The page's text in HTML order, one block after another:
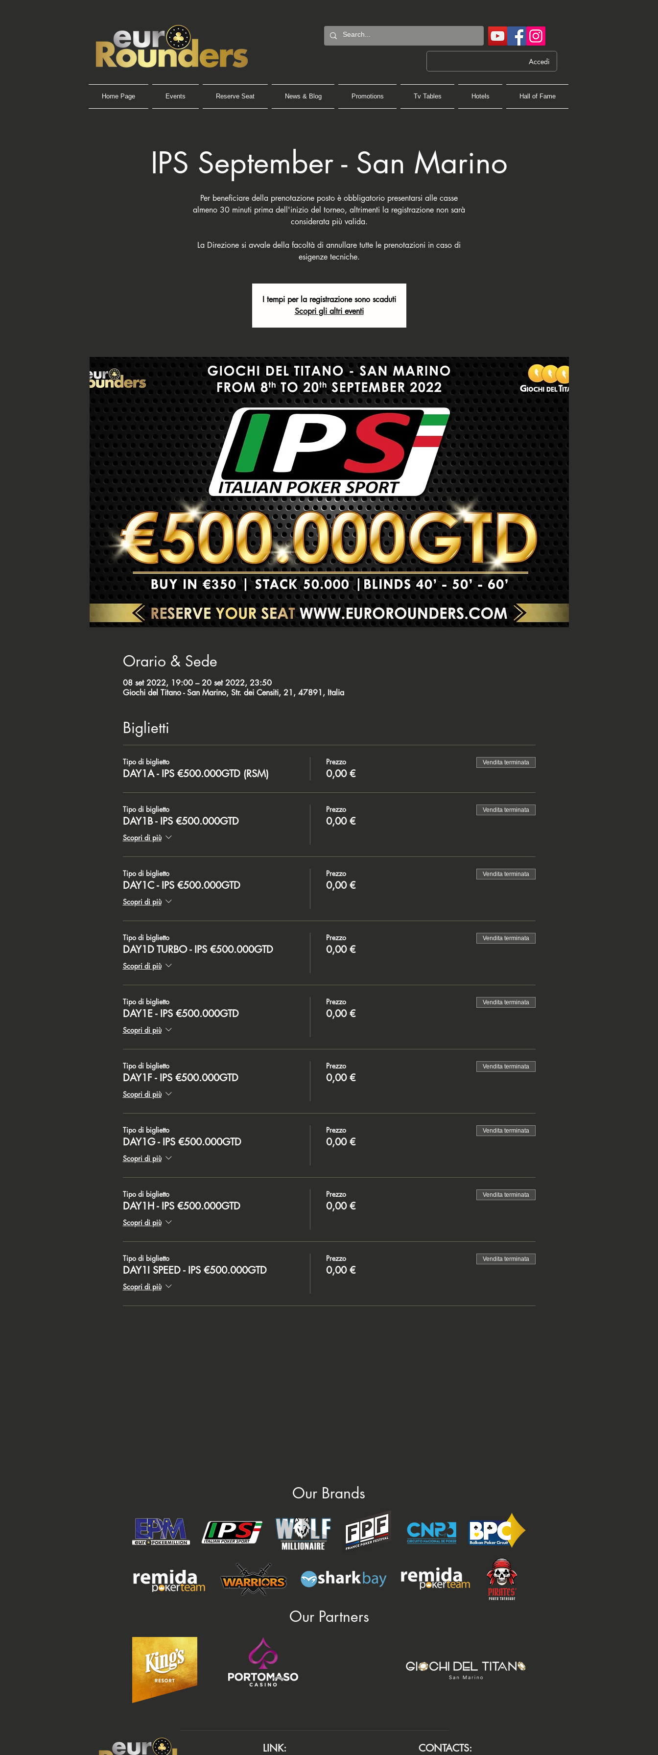
Accedi
Home Page Events Reserve Seat News & Blog Promotions Tv Tables Hotels Hall of Fame
IPS September - San Marino
Per beneficiare della prenotazione posto è obbligatorio presentarsi alle casse
almeno 30 minuti prima dell'inizio del torneo, altrimenti la registrazione non sarà
considerata più valida.
La Direzione si avvale della facoltà di annullare tutte le prenotazioni in caso di
esigenze tecniche.
I tempi per la registrazione sono scaduti
Scopri gli altri eventi
Orario & Sede
08 set 2022, 19:00 – 20 set 2022, 23:50
Giochi del Titano - San Marino, Str. dei Censiti, 21, 47891, Italia
Biglietti
Tipo di biglietto
DAY1A - IPS €500.000GTD (RSM)
Prezzo
0,00 €
Vendita terminata
Tipo di biglietto
DAY1B - IPS €500.000GTD
Scopri di più
Prezzo
0,00 €
Vendita terminata
Tipo di biglietto
DAY1C - IPS €500.000GTD
Scopri di più
Prezzo
0,00 €
Vendita terminata
Tipo di biglietto
DAY1D TURBO - IPS €500.000GTD
Scopri di più
Prezzo
0,00 €
Vendita terminata
Tipo di biglietto
DAY1E - IPS €500.000GTD
Scopri di più
Prezzo
0,00 €
Vendita terminata
Tipo di biglietto
DAY1F - IPS €500.000GTD
Scopri di più
Prezzo
0,00 €
Vendita terminata
Tipo di biglietto
DAY1G - IPS €500.000GTD
Scopri di più
Prezzo
0,00 €
Vendita terminata
Tipo di biglietto
DAY1H - IPS €500.000GTD
Scopri di più
Prezzo
0,00 €
Vendita terminata
Tipo di biglietto
DAY1I SPEED - IPS €500.000GTD
Scopri di più
Prezzo
0,00 €
Vendita terminata
Our Brands
Our Partners
LINK: CONTACTS: